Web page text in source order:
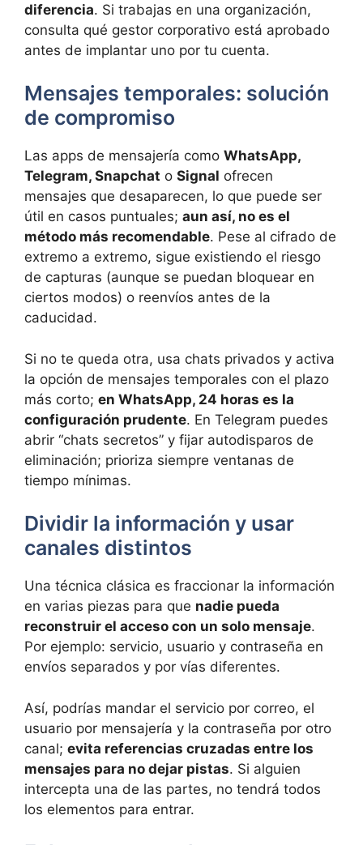
diferencia. Si trabajas en una organización,
consulta qué gestor corporativo está aprobado
antes de implantar uno por tu cuenta.
Mensajes temporales: solución
de compromiso
Las apps de mensajería como WhatsApp,
Telegram, Snapchat o Signal ofrecen
mensajes que desaparecen, lo que puede ser
útil en casos puntuales; aun así, no es el
método más recomendable. Pese al cifrado de
extremo a extremo, sigue existiendo el riesgo
de capturas (aunque se puedan bloquear en
ciertos modos) o reenvíos antes de la
caducidad.
Si no te queda otra, usa chats privados y activa
la opción de mensajes temporales con el plazo
más corto; en WhatsApp, 24 horas es la
configuración prudente. En Telegram puedes
abrir “chats secretos” y fijar autodisparos de
eliminación; prioriza siempre ventanas de
tiempo mínimas.
Dividir la información y usar
canales distintos
Una técnica clásica es fraccionar la información
en varias piezas para que nadie pueda
reconstruir el acceso con un solo mensaje.
Por ejemplo: servicio, usuario y contraseña en
envíos separados y por vías diferentes.
Así, podrías mandar el servicio por correo, el
usuario por mensajería y la contraseña por otro
canal; evita referencias cruzadas entre los
mensajes para no dejar pistas. Si alguien
intercepta una de las partes, no tendrá todos
los elementos para entrar.